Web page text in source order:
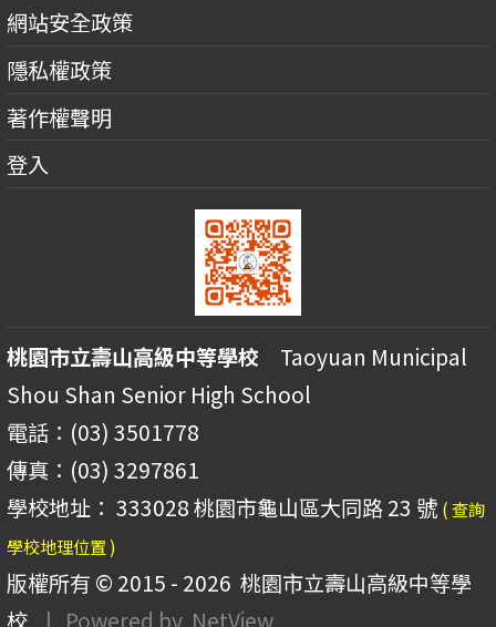
網站安全政策
隱私權政策
著作權聲明
登入
桃園市立壽山高級中等學校 Taoyuan Municipal
Shou Shan Senior High School
電話：(03) 3501778
傳真：(03) 3297861
學校地址： 333028 桃園市龜山區大同路 23 號 ( 查詢
學校地理位置 )
版權所有 © 2015 - 2026 桃園市立壽山高級中等學